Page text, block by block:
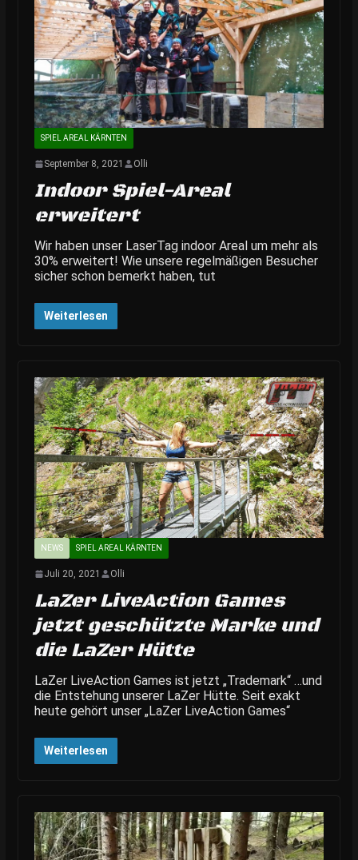
SPIEL AREAL KÄRNTEN
September 8, 2021 Olli
Indoor Spiel-Areal
erweitert
Wir haben unser LaserTag indoor Areal um mehr als
30% erweitert! Wie unsere regelmäßigen Besucher
sicher schon bemerkt haben, tut
Weiterlesen
NEWS SPIEL AREAL KÄRNTEN
Juli 20, 2021 Olli
LaZer LiveAction Games
jetzt geschützte Marke und
die LaZer Hütte
LaZer LiveAction Games ist jetzt „Trademark“ …und
die Entstehung unserer LaZer Hütte. Seit exakt
heute gehört unser „LaZer LiveAction Games“
Weiterlesen